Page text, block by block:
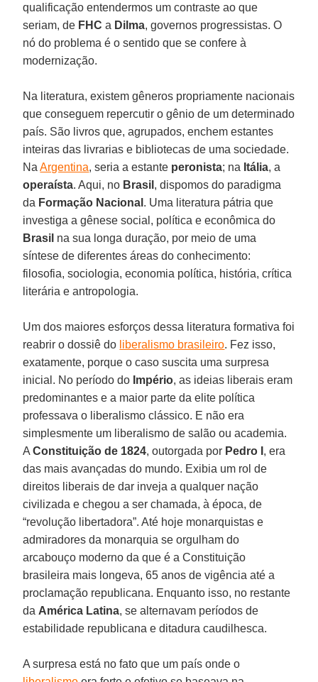
qualificação entendermos um contraste ao que
seriam, de FHC a Dilma, governos progressistas. O
nó do problema é o sentido que se confere à
modernização.
Na literatura, existem gêneros propriamente nacionais
que conseguem repercutir o gênio de um determinado
país. São livros que, agrupados, enchem estantes
inteiras das livrarias e bibliotecas de uma sociedade.
NaArgentina, seria a estante peronista; na Itália, a
operaísta. Aqui, no Brasil , dispomos do paradigma
da Formação Nacional . Uma literatura pátria que
investiga a gênese social, política e econômica do
Brasil na sua longa duração, por meio de uma
síntese de diferentes áreas do conhecimento:
filosofia, sociologia, economia política, história, crítica
literária e antropologia.
Um dos maiores esforços dessa literatura formativa foi
reabrir o dossiê do liberalismo brasileiro. Fez isso,
exatamente, porque o caso suscita uma surpresa
inicial. No período do Império, as ideias liberais eram
predominantes e a maior parte da elite política
professava o liberalismo clássico. E não era
simplesmente um liberalismo de salão ou academia.
AConstituição de 1824, outorgada por Pedro , era
das mais avançadas do mundo. Exibia um rol de
direitos liberais de dar inveja a qualquer nação
civilizada e chegou a ser chamada, à época, de
“revolução libertadora”. Até hoje monarquistas e
admiradores da monarquia se orgulham do
arcabouço moderno da que é a Constituição
brasileira mais longeva, 65 anos de vigência até a
proclamação republicana. Enquanto isso, no restante
da América Latina, se alternavam períodos de
estabilidade republicana e ditadura caudilhesca.
A surpresa está no fato que um país onde o